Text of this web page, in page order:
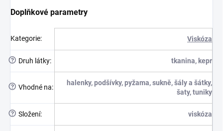
Doplňkové parametry
Kategorie: Viskóza
? Druh látky: tkanina, kepr
? Vhodné na:
halenky, podšívky, pyžama, sukně, šály a šátky,
šaty, tuniky
? Složení: viskóza